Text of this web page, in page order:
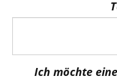
Ich möchte